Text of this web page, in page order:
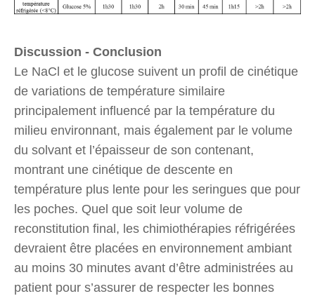
Discussion - Conclusion
Le NaCl et le glucose suivent un profil de cinétique
de variations de température similaire
principalement influencé par la température du
milieu environnant, mais également par le volume
du solvant et l’épaisseur de son contenant,
montrant une cinétique de descente en
température plus lente pour les seringues que pour
les poches. Quel que soit leur volume de
reconstitution final, les chimiothérapies réfrigérées
devraient être placées en environnement ambiant
au moins 30 minutes avant d’être administrées au
patient pour s’assurer de respecter les bonnes